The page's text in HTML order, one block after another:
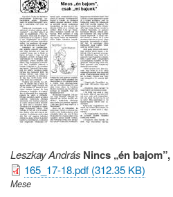
Leszkay András Nincs „én
165_17-18.pdf (312.35 KB)
Mese